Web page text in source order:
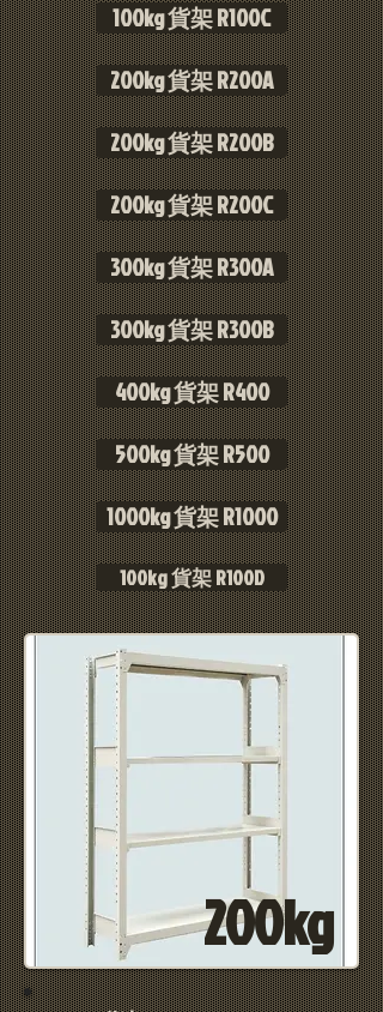
100kg 貨架 R100C
200kg 貨架 R200A
200kg 貨架 R200B
200kg 貨架 R200C
300kg 貨架 R300A
300kg 貨架 R300B
400kg 貨架 R400
500kg 貨架 R500
1000kg 貨架 R1000
100kg 貨架 R100D
200kg